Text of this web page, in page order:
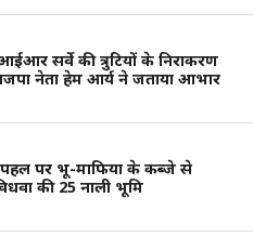
सर्वे की त्रुटियों के निराकरण
नेता हेम आर्य ने जताया आभार
पहल पर भू-माफिया के कब्जे से
की 25 नाली भूमि